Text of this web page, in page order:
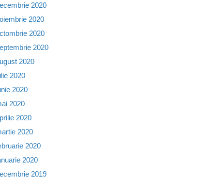
2020
2020
2020
2020
2020
2020
2020
2020
2020
2020
2020
2020
2019